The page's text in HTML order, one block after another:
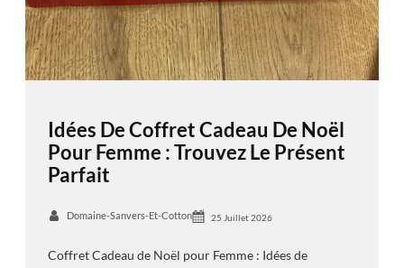
Idées De Coffret Cadeau De Noël
Pour Femme : Trouvez Le Présent
Parfait
Domaine-Sanvers-Et-Cotton 25 Juillet 2026
Coffret Cadeau de Noël pour Femme : Idées de